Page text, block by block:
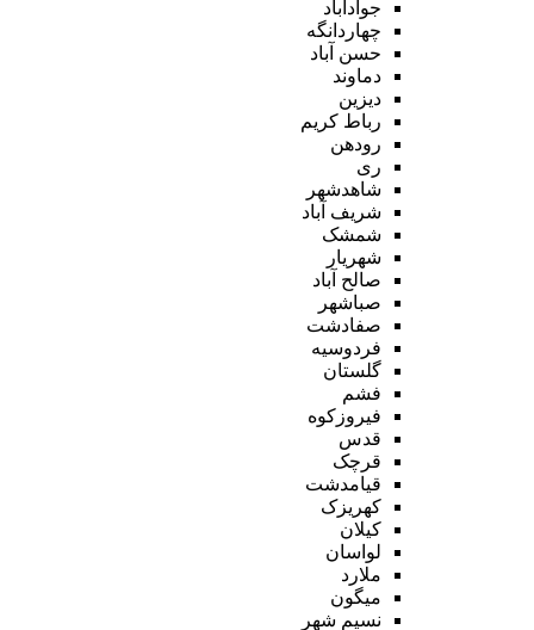
جوادآباد
چهاردانگه
حسن آباد
دماوند
دیزین
رباط کریم
رودهن
ری
شاهدشهر
شریف آباد
شمشک
شهریار
صالح آباد
صباشهر
صفادشت
فردوسیه
گلستان
فشم
فیروزکوه
قدس
قرچک
قیامدشت
کهریزک
کیلان
لواسان
ملارد
میگون
نسیم شهر